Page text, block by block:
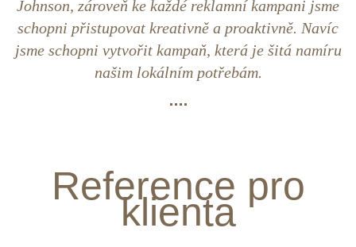
Johnson, zároveň ke každé reklamní kampani jsme
schopni přistupovat kreativně a proaktivně. Navíc
jsme schopni vytvořit kampaň, která je šitá namíru
našim lokálním potřebám.
Reference pro
klienta